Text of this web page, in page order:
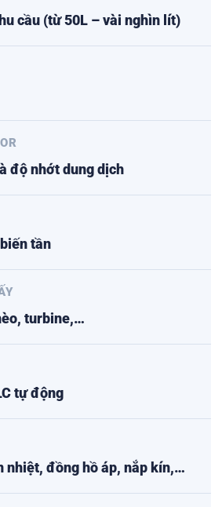
cầu (từ 50L – vài nghìn lít)
độ nhớt dung dịch
tần
turbine,…
tự động
nhiệt, đồng hồ áp, nắp kín,…